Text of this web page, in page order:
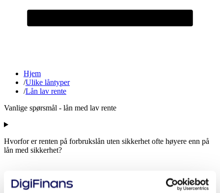
Hjem
/Ulike låntyper
/Lån lav rente
Vanlige spørsmål - lån med lav rente
Hvorfor er renten på forbrukslån uten sikkerhet ofte høyere enn på
lån med sikkerhet?